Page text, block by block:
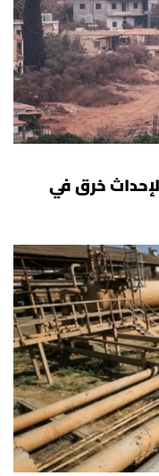
خرق في